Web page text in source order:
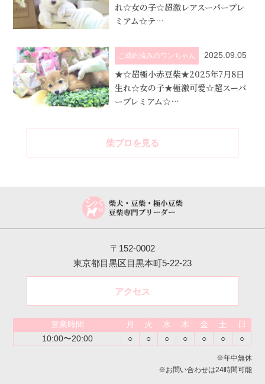
れ☆女の子☆超激レアスーパープレ
ミアム☆テ…
ご成約済みのワンちゃん 2025.09.05
★☆超極小赤豆柴★2025年7月8日
生れ☆女の子★極激可愛☆超スーパ
ープレミアム☆…
柴ブロを見る
〒152-0002
東京都目黒区目黒本町5-22-23
アクセス
営業時間 月 火 水 木 金 土
日
10:00〜20:00
○ ○ ○ ○ ○ ○ ○
※年中無休
※お問い合わせは24時間可能